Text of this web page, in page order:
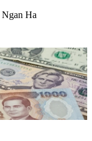
Ngan Ha